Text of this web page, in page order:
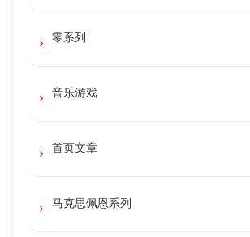
零系列
音乐游戏
首页文章
马克思佩恩系列